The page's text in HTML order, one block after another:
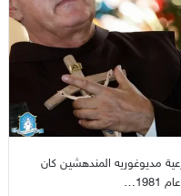
مديوغوريه المندهشين كان